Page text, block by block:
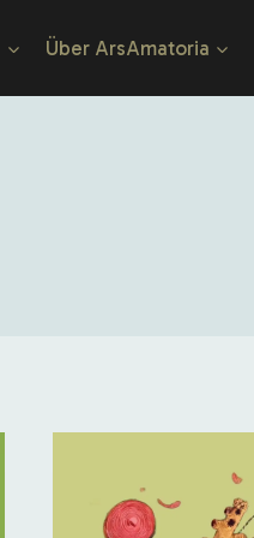
Über ArsAmatoria